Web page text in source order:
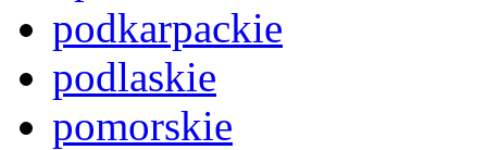
podkarpackie
podlaskie
pomorskie